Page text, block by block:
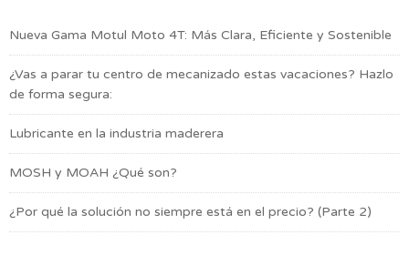
Nueva Gama Motul Moto 4T: Más Clara, Eficiente y Sostenible
¿Vas a parar tu centro de mecanizado estas vacaciones? Hazlo
de forma segura:
Lubricante en la industria maderera
MOSH y MOAH ¿Qué son?
¿Por qué la solución no siempre está en el precio? (Parte 2)